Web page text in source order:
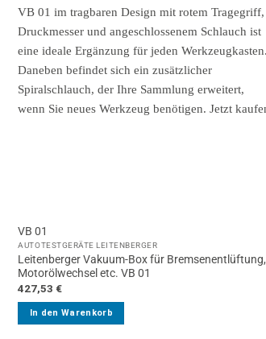
VB 01
AUTOTESTGERÄTE LEITENBERGER
Leitenberger Vakuum-Box für Bremsenentlüftung,
Motorölwechsel etc. VB 01
427,53€
In den Warenkorb